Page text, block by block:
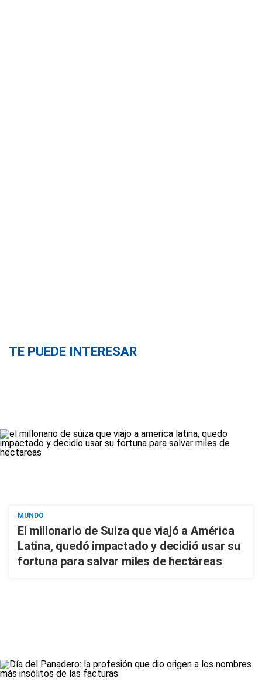
TE PUEDE INTERESAR
MUNDO
El millonario de Suiza que viajó a América
Latina, quedó impactado y decidió usar su
fortuna para salvar miles de hectáreas